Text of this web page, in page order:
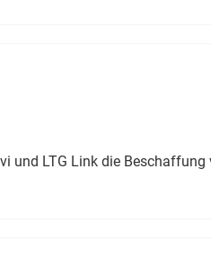
und LTG Link die Beschaffung